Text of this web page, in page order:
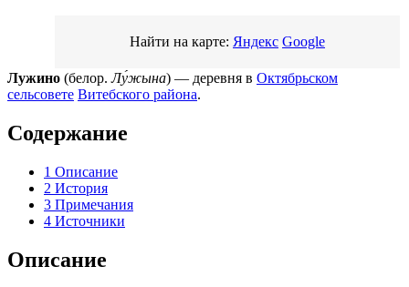
Найти на карте: Яндекс Google
Лужино (белор.Лу́жына) — деревня в Октябрьском
сельсовете Витебского района.
Содержание
1 Описание
2 История
3 Примечания
4 Источники
Описание